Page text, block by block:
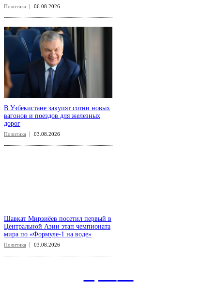
Политика 06.08.2026
В Узбекистане закупят сотни новых
вагонов и поездов для железных
дорог
Политика 03.08.2026
Шавкат Мирзиёев посетил первый в
Центральной Азии этап чемпионата
мира по «Формуле-1 на воде»
Политика 03.08.2026